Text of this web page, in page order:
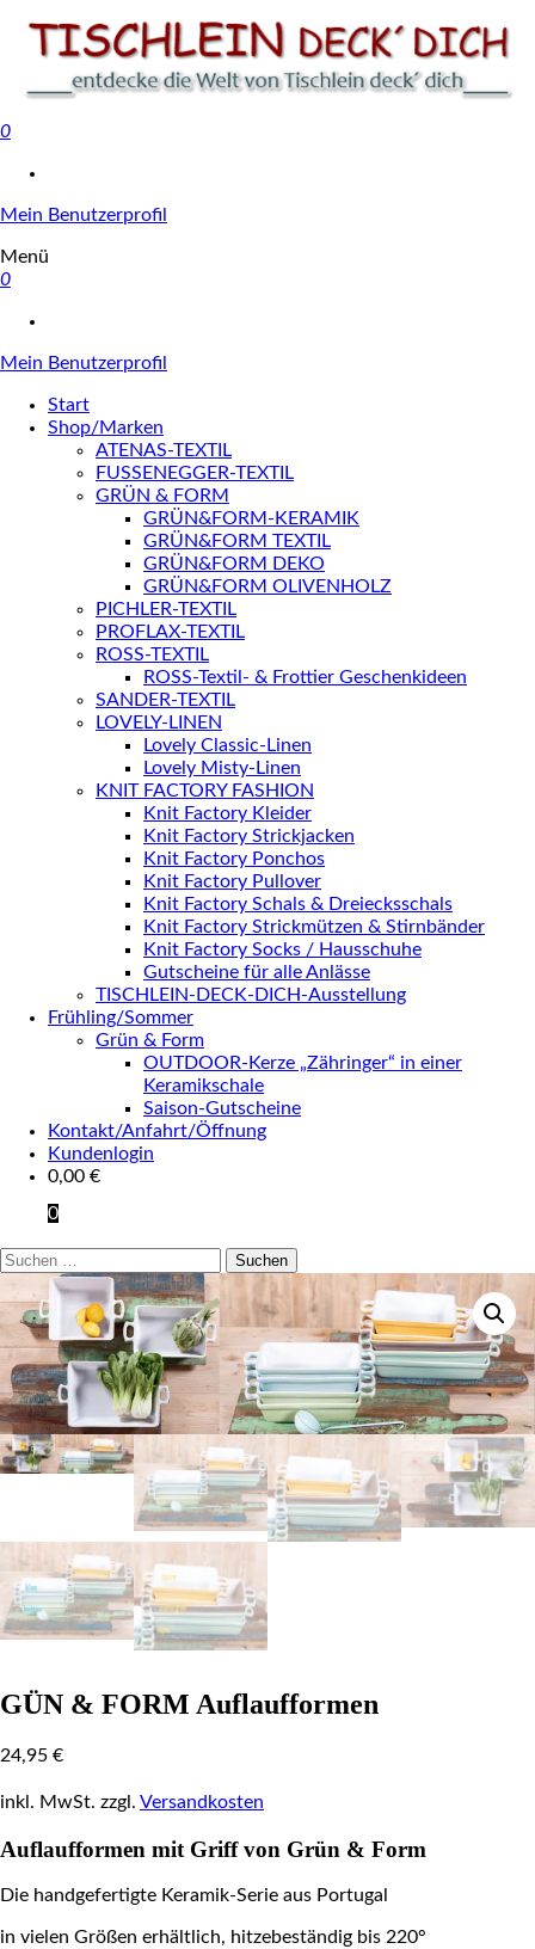
0
Mein Benutzerprofil
Menü
0
Mein Benutzerprofil
Start
Shop/Marken
ATENAS-TEXTIL
FUSSENEGGER-TEXTIL
GRÜN & FORM
GRÜN&FORM-KERAMIK
GRÜN&FORM TEXTIL
GRÜN&FORM DEKO
GRÜN&FORM OLIVENHOLZ
PICHLER-TEXTIL
PROFLAX-TEXTIL
ROSS-TEXTIL
ROSS-Textil- & Frottier Geschenkideen
SANDER-TEXTIL
LOVELY-LINEN
Lovely Classic-Linen
Lovely Misty-Linen
KNIT FACTORY FASHION
Knit Factory Kleider
Knit Factory Strickjacken
Knit Factory Ponchos
Knit Factory Pullover
Knit Factory Schals & Dreiecksschals
Knit Factory Strickmützen & Stirnbänder
Knit Factory Socks / Hausschuhe
Gutscheine für alle Anlässe
TISCHLEIN-DECK-DICH-Ausstellung
Frühling/Sommer
Grün & Form
OUTDOOR-Kerze „Zähringer“ in einer
Keramikschale
Saison-Gutscheine
Kontakt/Anfahrt/Öffnung
Kundenlogin
0,00 €
0
Suchen
nach:
GÜN & FORM Auflaufformen
24,95 €
inkl. MwSt. zzgl. Versandkosten
Auflaufformen mit Griff von Grün & Form
Die handgefertigte Keramik-Serie aus Portugal
in vielen Größen erhältlich, hitzebeständig bis 220°